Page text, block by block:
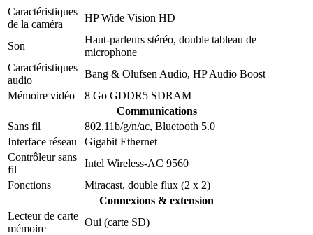
Caractéristiques
de la caméra
HP Wide Vision HD
Son
Haut-parleurs stéréo, double tableau de
microphone
Caractéristiques
audio
Bang & Olufsen Audio, HP Audio Boost
Mémoire vidéo
8 Go GDDR5 SDRAM
Communications
Sans fil
802.11b/g/n/ac, Bluetooth 5.0
Interface réseau
Gigabit Ethernet
Contrôleur sans
fil
Intel Wireless-AC 9560
Fonctions
Miracast, double flux (2 x 2)
Connexions & extension
Lecteur de carte
mémoire
Oui (carte SD)